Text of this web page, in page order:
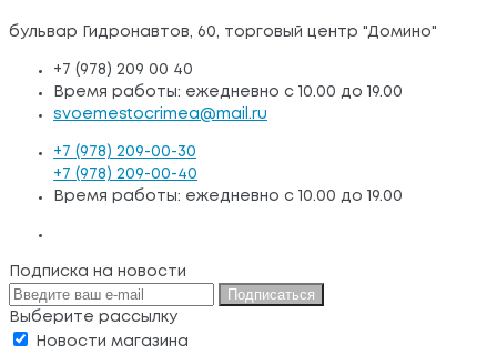
бульвар Гидронавтов, 60, торговый центр "Домино"
+7 (978) 209 00 40
Время работы: ежедневно с 10.00 до 19.00
svoemestocrimea@mail.ru
+7 (978) 209-00-30
+7 (978) 209-00-40
Время работы: ежедневно с 10.00 до 19.00
Подписка на новости
Подписаться
Выберите рассылку
Новости магазина